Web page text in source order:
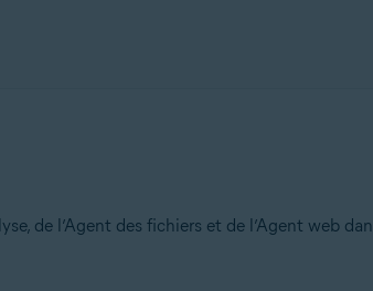
de l’Agent des fichiers et de l’Agent web